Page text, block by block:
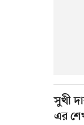
সুখী
এর